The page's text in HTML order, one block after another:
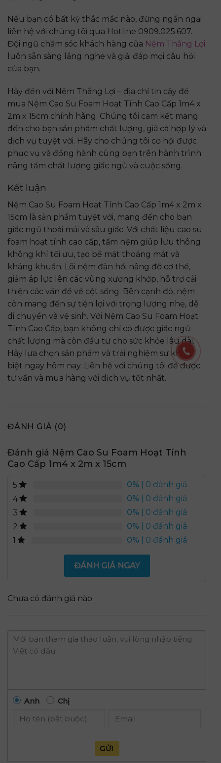
Nếu bạn có bất kỳ thắc mắc nào, đừng ngần ngại
liên hệ với chúng tôi qua Hotline 0909.025.607.
Đội ngũ chăm sóc khách hàng của Nệm Thắng Lợi
luôn sẵn sàng lắng nghe và giải đáp mọi câu hỏi
của bạn.
Hãy đến với Nệm Thắng Lợi – địa chỉ tin cậy để
mua Nệm Cao Su Foam Hoạt Tính Cao Cấp 1m4 x
2m x 15cm chính hãng. Chúng tôi cam kết mang
đến cho bạn sản phẩm chất lượng, giá cả hợp lý và
dịch vụ tuyệt vời. Hãy cho chúng tôi cơ hội được
phục vụ và đồng hành cùng bạn trên hành trình
nâng tầm chất lượng giấc ngủ và cuộc sống.
Kết luận
Nệm Cao Su Foam Hoạt Tính Cao Cấp 1m4 x 2m x
15cm là sản phẩm tuyệt vời, mang đến cho bạn
giấc ngủ thoải mái và sâu giấc. Với chất liệu cao su
foam hoạt tính cao cấp, tấm nệm giúp lưu thông
không khí tối ưu, tạo bề mặt thoáng mát và
kháng khuẩn. Lõi nệm đàn hồi nâng đỡ cơ thể,
giảm áp lực lên các vùng xương khớp, hỗ trợ cải
thiện các vấn đề về cột sống. Bên cạnh đó, nệm
còn mang đến sự tiện lợi với trọng lượng nhẹ, dễ
di chuyển và vệ sinh. Với Nệm Cao Su Foam Hoạt
Tính Cao Cấp, bạn không chỉ có được giấc ngủ
chất lượng mà còn đầu tư cho sức khỏe lâu dài.
Hãy lựa chọn sản phẩm và trải nghiệm sự khác
biệt ngay hôm nay. Liên hệ với chúng tôi để được
tư vấn và mua hàng với dịch vụ tốt nhất.
ĐÁNH GIÁ (0)
Đánh giá Nệm Cao Su Foam Hoạt Tính
Cao Cấp 1m4 x 2m x 15cm
5 0% | 0 đánh giá
4
0% | 0 đánh giá
3
0% | 0 đánh giá
2
0% | 0 đánh giá
1
0% | 0 đánh giá
ĐÁNH GIÁ NGAY
Chưa có đánh giá nào.
Anh Chị
GỬI